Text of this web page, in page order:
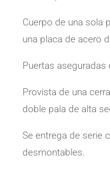
Cuerpo de una sola
una placa de acero
Puertas
Provista de una
doble pala de alta
Se entrega de serie
desmontables.